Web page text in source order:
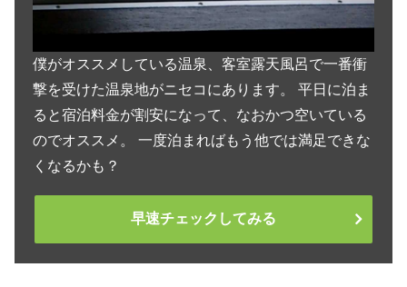
僕がオススメしている温泉、客室露天風呂で一番衝
撃を受けた温泉地がニセコにあります。 平日に泊ま
ると宿泊料金が割安になって、なおかつ空いている
のでオススメ。 一度泊まればもう他では満足できな
くなるかも？
早速チェックしてみる